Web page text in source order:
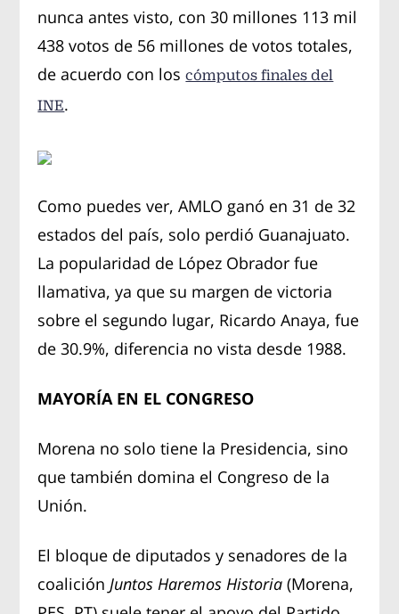
nunca antes visto, con 30 millones 113 mil
438 votos de 56 millones de votos totales,
de acuerdo con loscómputos finales del
INE.
Como puedes ver, AMLO ganó en 31 de 32
estados del país, solo perdió Guanajuato.
La popularidad de López Obrador fue
llamativa, ya que su margen de victoria
sobre el segundo lugar, Ricardo Anaya, fue
de 30.9%, diferencia no vista desde 1988.
MAYORÍA EN EL CONGRESO
Morena no solo tiene la Presidencia, sino
que también domina el Congreso de la
Unión.
El bloque de diputados y senadores de la
coalición Juntos Haremos Historia (Morena,